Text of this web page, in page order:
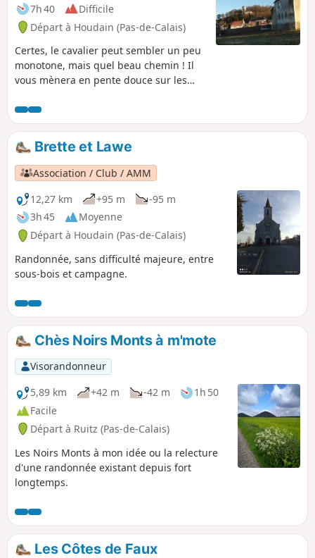
7h 40
Difficile
Départ à Houdain (Pas-de-Calais)
Certes, le cavalier peut sembler un peu
monotone, mais quel beau chemin ! Il
vous mènera en pente douce sur les
vallée pour grimper le Mont de la
Comté. Et en fin de parcours, l'église
vous attend.
Brette et Lawe
Association / Club / AMM
12,27 km
+95 m
-95 m
3h 45
Moyenne
Départ à Houdain (Pas-de-Calais)
Randonnée, sans difficulté majeure, entre
sous-bois et campagne.
Chès Noirs Monts à m'mote
Visorandonneur
5,89 km
+42 m -42 m
1h 50
Facile
Départ à Ruitz (Pas-de-Calais)
Les Noirs Monts à mon idée ou la relecture
d'une randonnée existant depuis fort
longtemps.
Les Côtes de Faux